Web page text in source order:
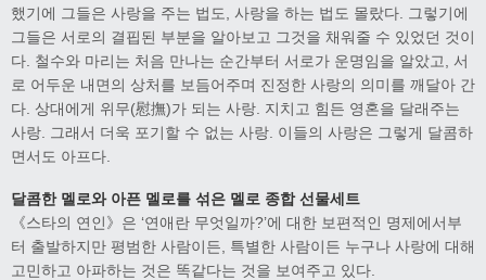
했기에 그들은 사랑을 주는 법도, 사랑을 하는 법도 몰랐다. 그렇기에
그들은 서로의 결핍된 부분을 알아보고 그것을 채워줄 수 있었던 것이
다. 철수와 마리는 처음 만나는 순간부터 서로가 운명임을 알았고, 서
로 어두운 내면의 상처를 보듬어주며 진정한 사랑의 의미를 깨달아 간
다. 상대에게 위무(慰撫)가 되는 사랑. 지치고 힘든 영혼을 달래주는
사랑. 그래서 더욱 포기할 수 없는 사랑. 이들의 사랑은 그렇게 달콤하
면서도 아프다.
달콤한 멜로와 아픈 멜로를 섞은 멜로 종합 선물세트
《스타의 연인》은 ‘연애란 무엇일까?’에 대한 보편적인 명제에서부
터 출발하지만 평범한 사람이든, 특별한 사람이든 누구나 사랑에 대해
고민하고 아파하는 것은 똑같다는 것을 보여주고 있다.